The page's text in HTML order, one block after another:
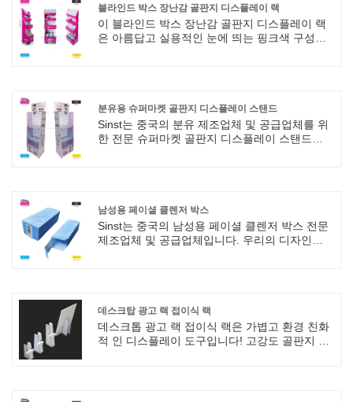
리는 디자인 및 제작을위한 원 스톱 서비스입니
다. 고급 인쇄 기술, 명확한 그래픽은 브랜드를
강조 할 수 있습니다.
블라인드 박스 장난감 골판지 디스플레이 랙
이 블라인드 박스 장난감 골판지 디스플레이 랙
은 아름답고 실용적인 눈에 띄는 핑크색 구성표
내구성이 뛰어나 제품 디스플레이 및 브랜드 노
출을 효과적으로 향상시킵니다.
분유용 슈퍼마켓 골판지 디스플레이 스탠드
Sinst는 중국의 분유 제조업체 및 공급업체를 위
한 전문 슈퍼마켓 골판지 디스플레이 스탠드입
게 제공하기 위해 항상 최선을 다해 왔습니다. 사
양, 크기 및 패턴을 사용자 정의할 수 있습니다.
남성용 페이셜 클렌저 박스
Sinst는 중국의 남성용 페이셜 클렌저 박스 전문
제조업체 및 공급업체입니다. 우리의 디자인은
데스크탑 광고 랙 접이식 랙
데스크톱 광고 랙 접이식 랙은 가볍고 환경 친화
적 인 디스플레이 도구입니다! 고강도 골판지 골